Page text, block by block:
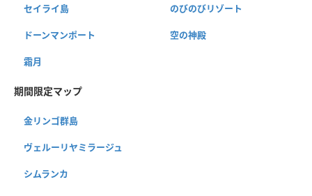
セイライ島 のびのびリゾート
ドーンマンポート 空の神殿
霜月
期間限定マップ
金リンゴ群島
ヴェルーリヤミラージュ
シムランカ